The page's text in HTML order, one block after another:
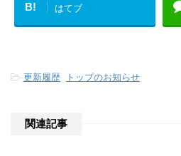
B! はてブ
-更新履歴, トップのお知らせ
関連記事